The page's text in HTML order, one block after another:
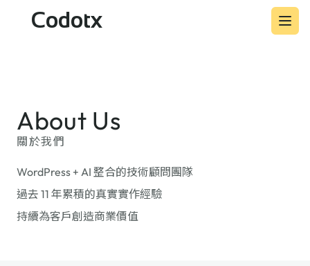
Codotx
About Us
關於我們
WordPress + AI 整合的技術顧問團隊
過去 11 年累積的真實實作經驗
持續為客戶創造商業價值